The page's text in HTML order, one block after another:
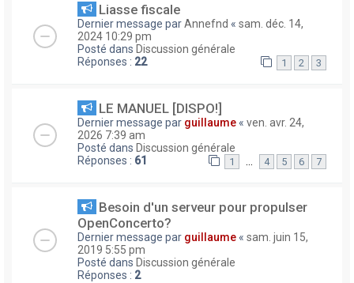
Liasse fiscale
Dernier message parAnnefnd « sam. déc. 14,
2024 10:29 pm
Posté dans Discussion générale
Réponses : 22 1 2 3
LE MANUEL [DISPO!]
Dernier message par guillaume « ven. avr. 24,
2026 7:39 am
Posté dans Discussion générale
Réponses : 61 1 … 4 5 6 7
Besoin d'un serveur pour propulser
OpenConcerto?
Dernier message par guillaume « sam. juin 15,
2019 5:55 pm
Posté dans Discussion générale
Réponses : 2